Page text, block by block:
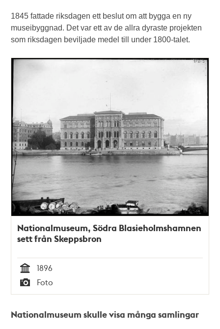
1845 fattade riksdagen ett beslut om att bygga en ny
museibyggnad. Det var ett av de allra dyraste projekten
som riksdagen beviljade medel till under 1800-talet.
Nationalmuseum, Södra Blasieholmshamnen
sett från Skeppsbron
Tid
1896
Typ
Foto
Nationalmuseum skulle visa många samlingar